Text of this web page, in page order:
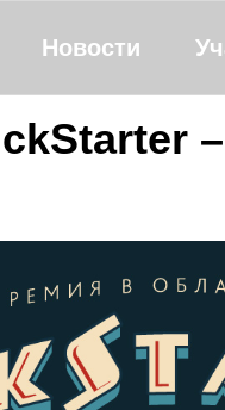
Новости